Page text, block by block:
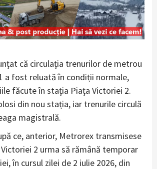
că circulația trenurilor de metrou
a fost reluată în condiții normale,
făcute în stația Piața Victoriei 2.
din nou stația, iar trenurile circulă
magistrală.
ce, anterior, Metrorex transmisese
2 urma să rămână temporar
în cursul zilei de 2 iulie 2026, din